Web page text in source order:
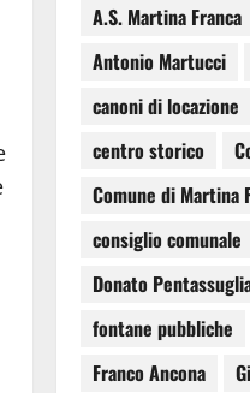
A.S. Martina Franca
Antonio Martucci
canoni di locazione
centro storico
Comune di Martina
consiglio comunale
Donato
fontane pubbliche
Franco Ancona